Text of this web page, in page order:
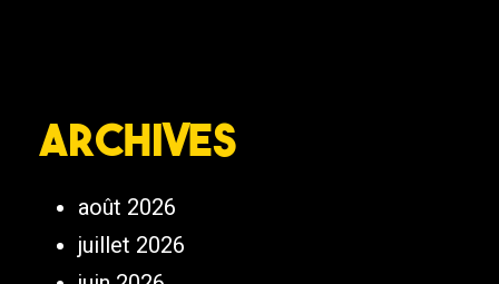
Archives
août 2026
juillet 2026